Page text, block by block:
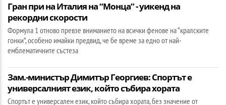
Гран при на Италия на “Монца” - уикенд на
рекордни скорости
Формула 1 отново превзе вниманието на всички фенове на “кралските
гонки”, особено имайки предвид, че бе време за едно от най-
емблематичните състеза
Зам.-министър Димитър Георгиев: Спортът е
универсалният език, който събира хората
Спортът е универсален език, който събира хората, без значение от